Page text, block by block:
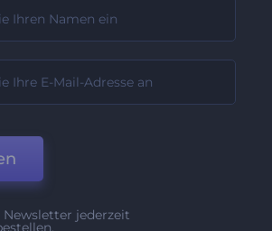
Newsletter jederzeit